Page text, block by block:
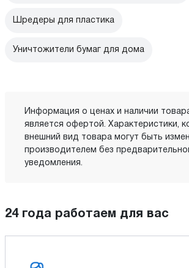
Шредеры для пластика
Уничтожители бумаг для дома
Информация о ценах и наличии
является офертой. Характеристики,
внешний вид товара могут быть
производителем без
уведомления.
24 года работаем для вас